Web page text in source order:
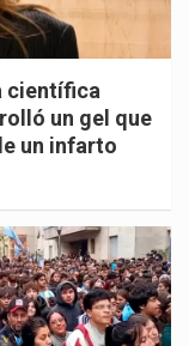
científica
un gel que
un infarto